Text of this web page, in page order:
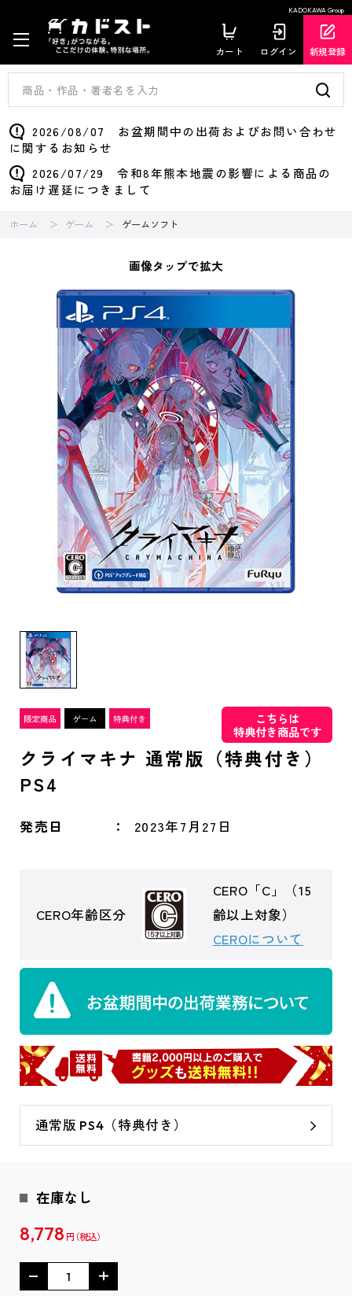
KADOKAWA Group
カート ログイン 新規登録
2026/08/07 お盆期間中の出荷およびお問い合わせ
に関するお知らせ
2026/07/29 令和8年熊本地震の影響による商品の
お届け遅延につきまして
ホーム ゲーム ゲームソフト
画像タップで拡大
こちらは
特典付き商品です
クライマキナ 通常版（特典付き）
PS4
発売日 2023年7月27日
CERO年齢区分
CERO「C」（15
齢以上対象）
CEROについて
通常版 PS4（特典付き）
在庫なし
8,778 円